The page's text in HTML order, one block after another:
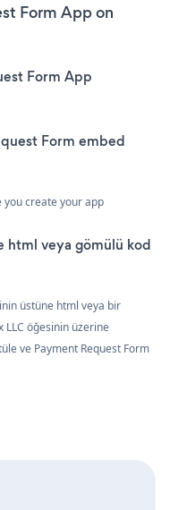
Form App on
Form App
Form embed
you create your app
html veya gömülü kod
üstüne html veya bir
LLC öğesinin üzerine
ve Payment Request Form